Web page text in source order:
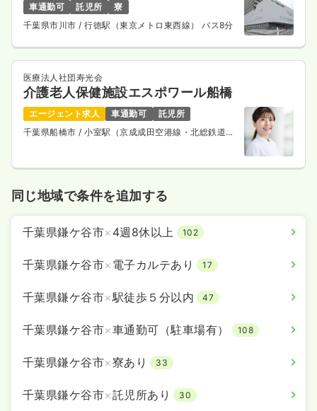
気になる 詳細を見る
車通勤可
託児所
寮
千葉県市川市/ 行徳駅（東京メトロ東西線） バス8分
医療法人社団寿光会
介護老人保健施設エスポワール船橋
エージェント求人 車通勤可
託児所
千葉県船橋市/ 小室駅（京成成田空港線・北総鉄道
同じ地域で条件を追加する
千葉県鎌ケ谷市× 4週8休以上 102
千葉県鎌ケ谷市× 電子カルテあり 17
千葉県鎌ケ谷市×駅徒歩５分以内 47
千葉県鎌ケ谷市×車通勤可（駐車場有） 108
千葉県鎌ケ谷市×寮あり 33
千葉県鎌ケ谷市×託児所あり 30